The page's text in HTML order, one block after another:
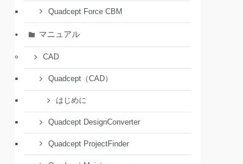
Quadcept Force CBM
マニュアル
CAD
Quadcept（CAD）
はじめに
Quadcept DesignConverter
Quadcept ProjectFinder